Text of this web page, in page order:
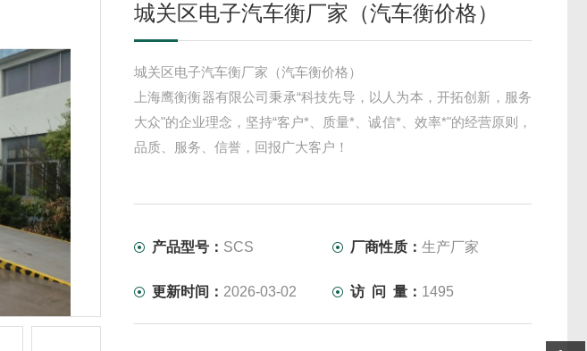
城关区电子汽车衡厂家（汽车衡价格）
城关区电子汽车衡厂家（汽车衡价格）
上海鹰衡衡器有限公司秉承“科技先导，以人为本，开拓创新，服务
大众"的企业理念，坚持“客户*、质量*、诚信*、效率*"的经营原则，
品质、服务、信誉，回报广大客户！
产品型号： SCS 厂商性质：生产厂家
更新时间： 2026-03-02 访 问 量： 1495